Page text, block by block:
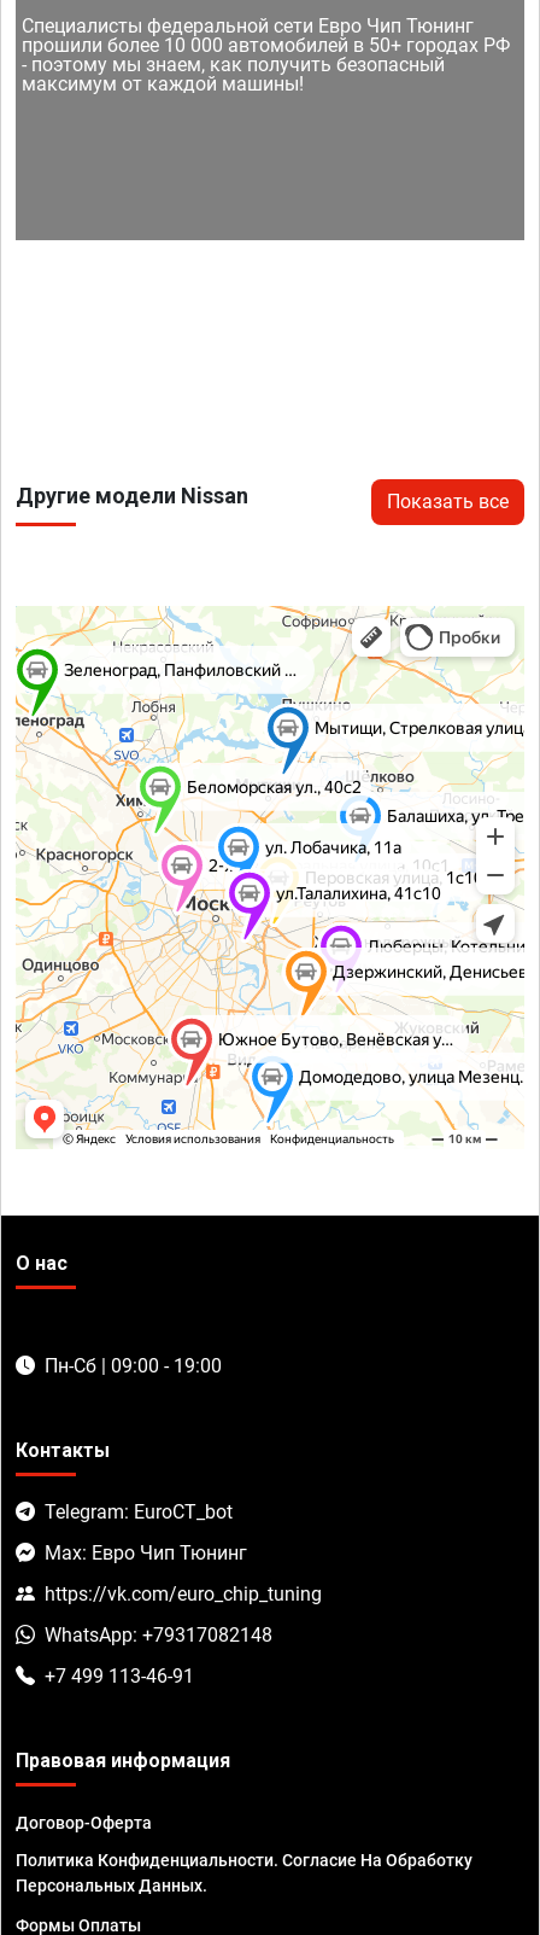
Специалисты федеральной сети Евро Чип Тюнинг
прошили более 10 000 автомобилей в 50+ городах РФ
- поэтому мы знаем, как получить безопасный
максимум от каждой машины!
Другие модели Nissan Показать все
О нас
Пн-Сб | 09:00 - 19:00
Контакты
Telegram: EuroCT_bot
Max: Евро Чип Тюнинг
https://vk.com/euro_chip_tuning
WhatsApp: +79317082148
+7 499 113-46-91
Правовая информация
Договор-Оферта
Политика Конфиденциальности. Согласие На Обработку
Персональных Данных.
Формы Оплаты